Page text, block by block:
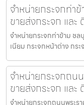
จำหน่ายกระจกท่า
ขายส่งกระจก แล
จำหน่ายกระจกท่าข้าม ชล
เนียม กระจกหน้าต่าง กร
จำหน่ายกระจกถน
ขายส่งกระจก แล
จำหน่ายกระจกถนนพระร